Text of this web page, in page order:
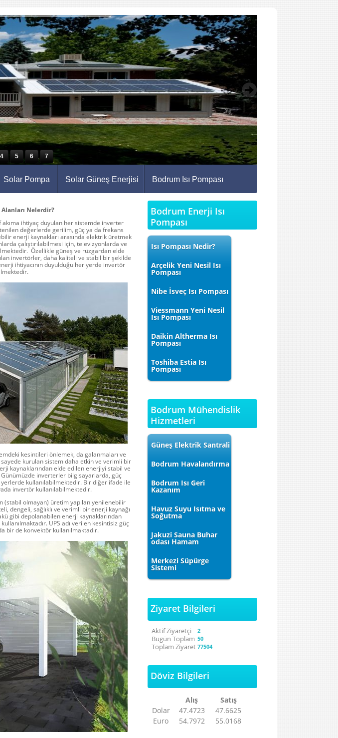
4 5 6 7
Solar Pompa Solar Güneş Enerjisi Bodrum Isı Pompası
Nelerdir?
ihtiyaç duyulan her sistemde inverter
değerlerde gerilim, güç ya da frekans
enerji kaynakları arasında elektrik üretmek
çalıştırılabilmesi için, televizyonlarda ve
Özellikle güneş ve rüzgardan elde
invertörler, daha kaliteli ve stabil bir şekilde
ihtiyacının duyulduğu her yerde invertör
kesintileri önlemek, dalgalanmaları ve
kurulan sistem daha etkin ve verimli bir
kaynaklarından elde edilen enerjiyi stabil ve
Günümüzde inverterler bilgisayarlarda, güç
kullanılabilmektedir. Bir diğer ifade ile
invertör kullanılabilmektedir.
(stabil olmayan) üretim yapılan yenilenebilir
dengeli, sağlıklı ve verimli bir enerji kaynağı
gibi depolanabilen enerji kaynaklarından
UPS adı verilen kesintisiz güç
bir de konvektör kullanılmaktadır.
Bodrum Enerji Isı
Pompası
Isı Pompası Nedir?
Arçelik Yeni Nesil Isı
Pompası
Nibe İsveç Isı Pompası
Viessmann Yeni Nesil
Isı Pompası
Daikin Altherma Isı
Pompası
Toshiba Estia Isı
Pompası
Bodrum Mühendislik
Hizmetleri
Güneş Elektrik Santrali
Bodrum Havalandırma
Bodrum Isı Geri
Kazanım
Havuz Suyu Isıtma ve
Soğutma
Jakuzi Sauna Buhar
odası Hamam
Merkezi Süpürge
Sistemi
Ziyaret Bilgileri
Aktif Ziyaretçi 2
Bugün Toplam 50
Toplam Ziyaret 77504
Döviz Bilgileri
Alış
Satış
Dolar
47.4723
47.6625
Euro
54.7972 55.0168